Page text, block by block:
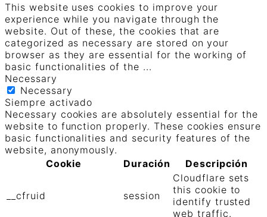
This website uses cookies to improve your
experience while you navigate through the
website. Out of these, the cookies that are
categorized as necessary are stored on your
browser as they are essential for the working of
basic functionalities of the ...
Necessary
Necessary
Siempre activado
Necessary cookies are absolutely essential for the
website to function properly. These cookies ensure
basic functionalities and security features of the
website, anonymously.
Cookie
Duración Descripción
__cfruid session
Cloudflare sets
this cookie to
identify trusted
web traffic.